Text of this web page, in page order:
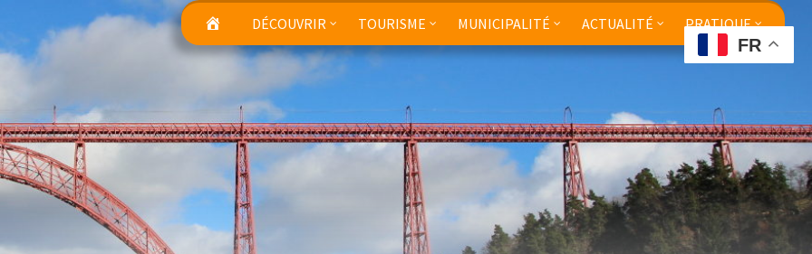
DÉCOUVRIR TOURISME MUNICIPALITÉ ACTUALITÉ
PRATIQUE
FR